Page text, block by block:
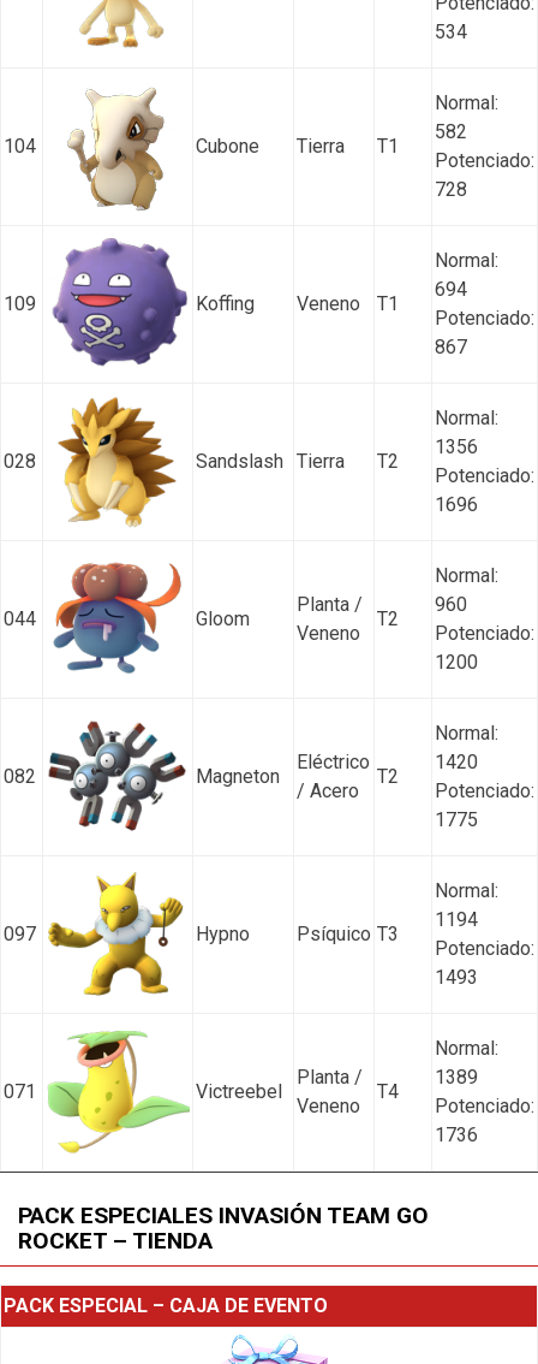
534
104 Cubone Tierra T1
Normal:
582
Potenciado:
728
109 Koffing Veneno T1
Normal:
694
Potenciado:
867
028 Sandslash Tierra T2
Normal:
1356
Potenciado:
1696
044 Gloom
Planta /
Veneno
T2
Normal:
960
Potenciado:
1200
082 Magneton
Eléctrico
/ Acero
T2
Normal:
1420
Potenciado:
1775
097 Hypno Psíquico T3
Normal:
1194
Potenciado:
1493
071 Victreebel
Planta /
Veneno
T4
Normal:
1389
Potenciado:
1736
PACK ESPECIALES INVASIÓN TEAM GO
ROCKET – TIENDA
PACK ESPECIAL – CAJA DE EVENTO